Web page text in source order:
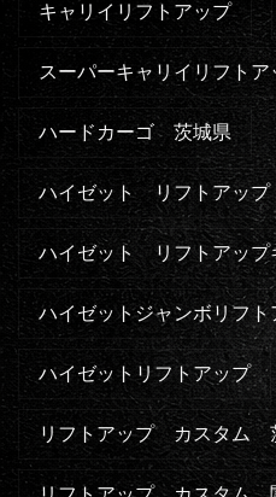
キャリイリフトアップ
スーパーキャリイリフトア
ハードカーゴ 茨城県
ハイゼット リフトアップ
ハイゼット リフトアップ
ハイゼットジャンボリフト
ハイゼットリフトアップ
リフトアップ カスタム